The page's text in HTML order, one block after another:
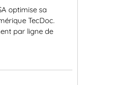
optimise sa
TecDoc.
par ligne de